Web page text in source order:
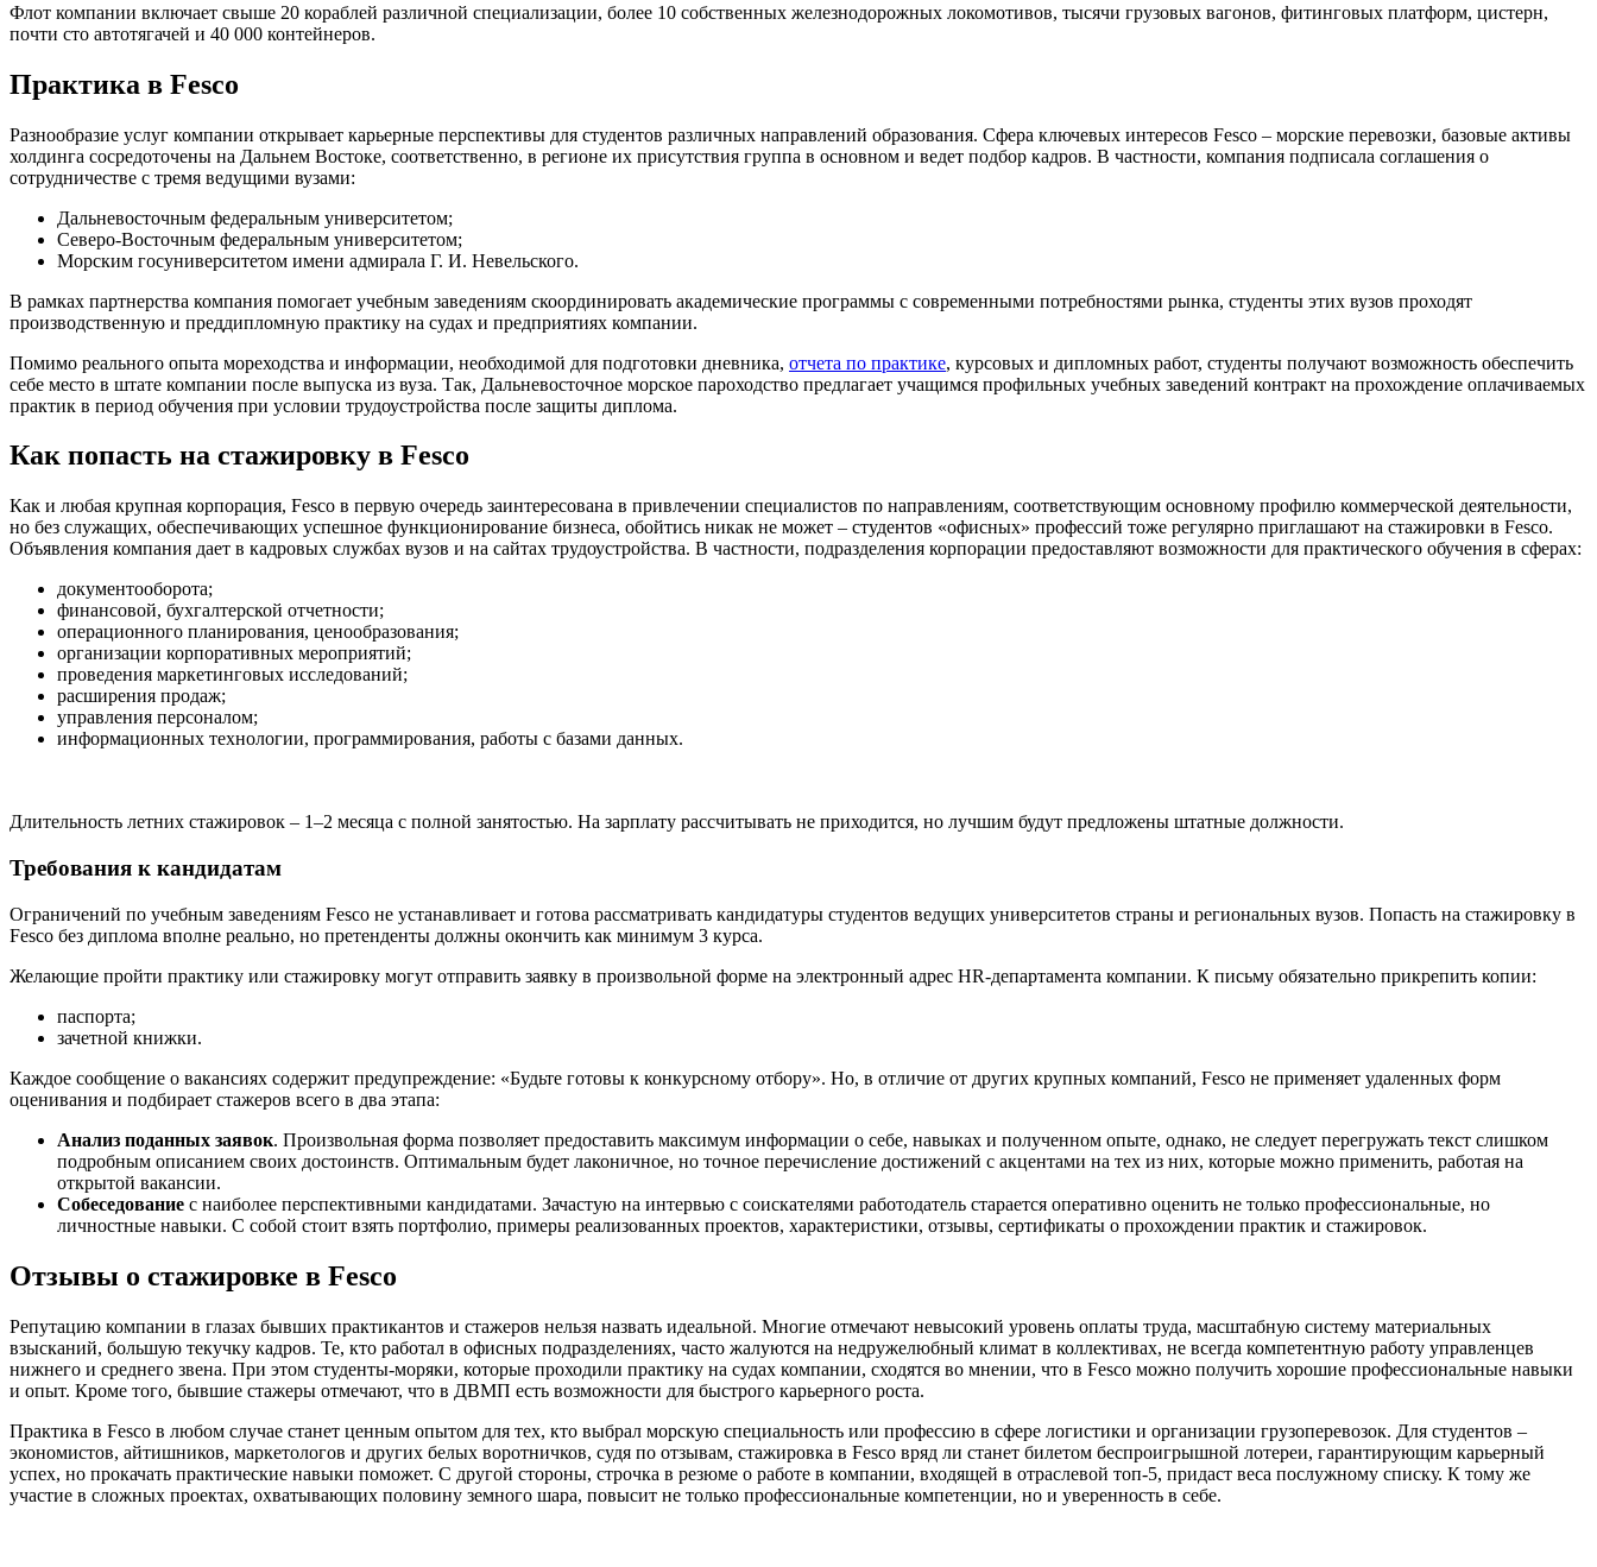
Флот компании включает свыше 20 кораблей различной специализации, более 10 собственных железнодорожных локомотивов, тысячи грузовых вагонов, фитинговых платформ, цистерн,
почти сто автотягачей и 40 000 контейнеров.
Практика в Fesco
Разнообразие услуг компании открывает карьерные перспективы для студентов различных направлений образования. Сфера ключевых интересов Fesco – морские перевозки, базовые активы
холдинга сосредоточены на Дальнем Востоке, соответственно, в регионе их присутствия группа в основном и ведет подбор кадров. В частности, компания подписала соглашения о
сотрудничестве с тремя ведущими вузами:
Дальневосточным федеральным университетом;
Северо-Восточным федеральным университетом;
Морским госуниверситетом имени адмирала Г. И. Невельского.
В рамках партнерства компания помогает учебным заведениям скоординировать академические программы с современными потребностями рынка, студенты этих вузов проходят
производственную и преддипломную практику на судах и предприятиях компании.
Помимо реального опыта мореходства и информации, необходимой для подготовки дневника, отчета по практике, курсовых и дипломных работ, студенты получают возможность обеспечить
себе место в штате компании после выпуска из вуза. Так, Дальневосточное морское пароходство предлагает учащимся профильных учебных заведений контракт на прохождение оплачиваемых
практик в период обучения при условии трудоустройства после защиты диплома.
Как попасть на стажировку в Fesco
Как и любая крупная корпорация, Fesco в первую очередь заинтересована в привлечении специалистов по направлениям, соответствующим основному профилю коммерческой деятельности,
но без служащих, обеспечивающих успешное функционирование бизнеса, обойтись никак не может – студентов «офисных» профессий тоже регулярно приглашают на стажировки в Fesco.
Объявления компания дает в кадровых службах вузов и на сайтах трудоустройства. В частности, подразделения корпорации предоставляют возможности для практического обучения в сферах:
документооборота;
финансовой, бухгалтерской отчетности;
операционного планирования, ценообразования;
организации корпоративных мероприятий;
проведения маркетинговых исследований;
расширения продаж;
управления персоналом;
информационных технологии, программирования, работы с базами данных.
Длительность летних стажировок – 1–2 месяца с полной занятостью. На зарплату рассчитывать не приходится, но лучшим будут предложены штатные должности.
Требования к кандидатам
Ограничений по учебным заведениям Fesco не устанавливает и готова рассматривать кандидатуры студентов ведущих университетов страны и региональных вузов. Попасть на стажировку в
Fesco без диплома вполне реально, но претенденты должны окончить как минимум 3 курса.
Желающие пройти практику или стажировку могут отправить заявку в произвольной форме на электронный адрес HR‑департамента компании. К письму обязательно прикрепить копии:
паспорта;
зачетной книжки.
Каждое сообщение о вакансиях содержит предупреждение: «Будьте готовы к конкурсному отбору». Но, в отличие от других крупных компаний, Fesco не применяет удаленных форм
оценивания и подбирает стажеров всего в два этапа:
Анализ поданных заявок. Произвольная форма позволяет предоставить максимум информации о себе, навыках и полученном опыте, однако, не следует перегружать текст слишком
подробным описанием своих достоинств. Оптимальным будет лаконичное, но точное перечисление достижений с акцентами на тех из них, которые можно применить, работая на
открытой вакансии.
Собеседование с наиболее перспективными кандидатами. Зачастую на интервью с соискателями работодатель старается оперативно оценить не только профессиональные, но
личностные навыки. С собой стоит взять портфолио, примеры реализованных проектов, характеристики, отзывы, сертификаты о прохождении практик и стажировок.
Отзывы о стажировке в Fesco
Репутацию компании в глазах бывших практикантов и стажеров нельзя назвать идеальной. Многие отмечают невысокий уровень оплаты труда, масштабную систему материальных
взысканий, большую текучку кадров. Те, кто работал в офисных подразделениях, часто жалуются на недружелюбный климат в коллективах, не всегда компетентную работу управленцев
нижнего и среднего звена. При этом студенты-моряки, которые проходили практику на судах компании, сходятся во мнении, что в Fesco можно получить хорошие профессиональные навыки
и опыт. Кроме того, бывшие стажеры отмечают, что в ДВМП есть возможности для быстрого карьерного роста.
Практика в Fesco в любом случае станет ценным опытом для тех, кто выбрал морскую специальность или профессию в сфере логистики и организации грузоперевозок. Для студентов –
экономистов, айтишников, маркетологов и других белых воротничков, судя по отзывам, стажировка в Fesco вряд ли станет билетом беспроигрышной лотереи, гарантирующим карьерный
успех, но прокачать практические навыки поможет. С другой стороны, строчка в резюме о работе в компании, входящей в отраслевой топ-5, придаст веса послужному списку. К тому же
участие в сложных проектах, охватывающих половину земного шара, повысит не только профессиональные компетенции, но и уверенность в себе.